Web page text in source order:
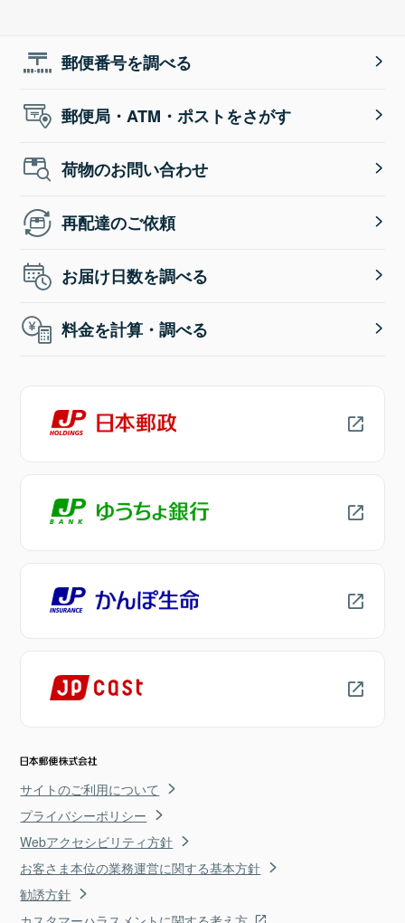
郵便番号を調べる
郵便局・ATM・ポストをさがす
荷物のお問い合わせ
再配達のご依頼
お届け日数を調べる
料金を計算・調べる
サイトのご利用について
プライバシーポリシー
Webアクセシビリティ方針
お客さま本位の業務運営に関する基本方針
勧誘方針